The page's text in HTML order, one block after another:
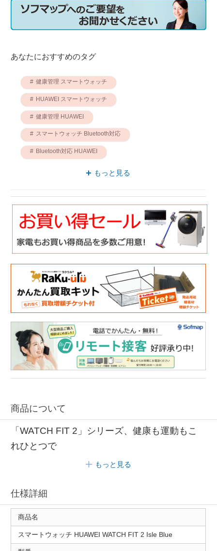
あなたにおすすめのタグ
健康管理 スマートウォッチ
HUAWEI スマートウォッチ
健康管理 HUAWEI
スマートウォッチ Bluetooth対応
Bluetooth対応 HUAWEI
もっと見る
商品について
「WATCH FIT 2」シリーズ、健康も運動もこ
れひとつで
もっと見る
仕様詳細
商品名
スマートウォッチ HUAWEI WATCH FIT 2 Isle Blue